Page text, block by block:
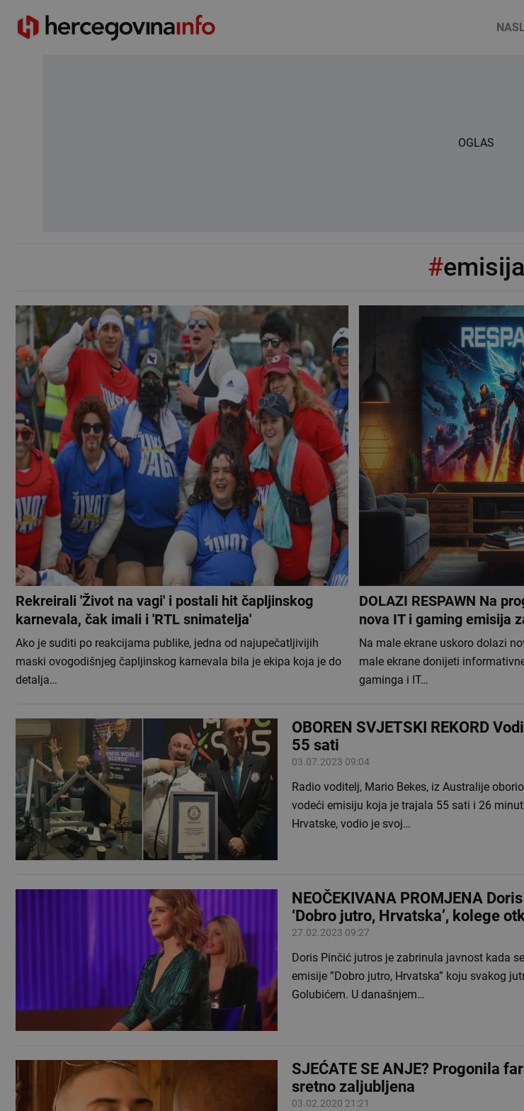
OGLAS
#emisija
Rekreirali 'Život na vagi' i postali hit čapljinskog
karnevala, čak imali i 'RTL snimatelja'
Ako je suditi po reakcijama publike, jedna od najupečatljivijih
maski ovogodišnjeg čapljinskog karnevala bila je ekipa koja je do
detalja…
DOLAZI RESPAWN Na
nova IT i gaming emisija
Na male ekrane uskoro dolazi
male ekrane donijeti
gaminga i IT…
OBOREN SVJETSKI REKORD
55 sati
03.07.2023 09:04
Radio voditelj, Mario Bekes, iz Australije
vodeći emisiju koja je trajala 55 sati i 26
Hrvatske, vodio je svoj…
NEOČEKIVANA PROMJENA
‘Dobro jutro, Hrvatska’, kolege
27.02.2023 09:27
Doris Pinčić jutros je zabrinula javnost kada
emisije ”Dobro jutro, Hrvatska” koju svakog
Golubićem. U današnjem…
SJEĆATE SE ANJE? Progonila
sretno zaljubljena
03.02.2020 21:21